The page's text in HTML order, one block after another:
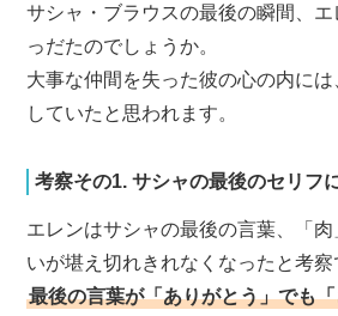
サシャ・ブラウスの最後の瞬間、
っだたのでしょうか。
大事な仲間を失った彼の心の内に
していたと思われます。
考察その1. サシャの最後のセリフ
エレンはサシャの最後の言葉、「
いが堪え切れきれなくなったと考察
最後の言葉が「ありがとう」でも